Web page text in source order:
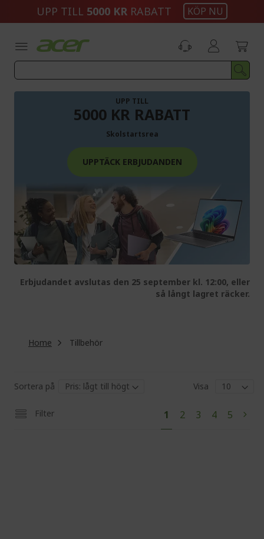
UPP TILL 5000 KR RABATT KÖP NU
UPP TILL
5000 KR RABATT
Skolstartsrea
UPPTÄCK ERBJUDANDEN
Erbjudandet avslutas den 25 september kl. 12:00, eller
så långt lagret räcker.
Home Tillbehör
Sortera på Visa
Filter
You're
currently
1 Page
2 Page
3 Page
4 Page
5 Page
Next